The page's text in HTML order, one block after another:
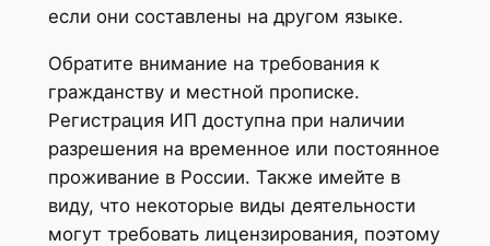
если они составлены на другом языке.
Обратите внимание на требования к
гражданству и местной прописке.
Регистрация ИП доступна при наличии
разрешения на временное или постоянное
проживание в России. Также имейте в
виду, что некоторые виды деятельности
могут требовать лицензирования, поэтому